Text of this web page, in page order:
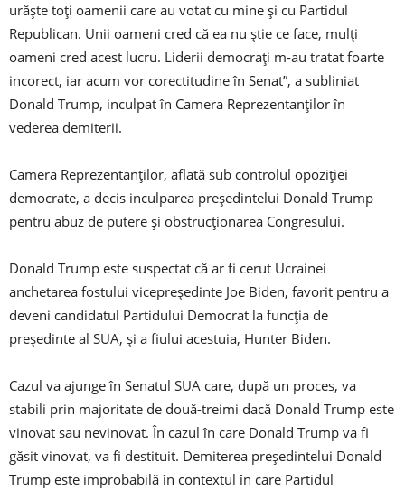
urăşte toţi oamenii care au votat cu mine şi cu Partidul
Republican. Unii oameni cred că ea nu ştie ce face, mulţi
oameni cred acest lucru. Liderii democraţi m-au tratat foarte
incorect, iar acum vor corectitudine în Senat”, a subliniat
Donald Trump, inculpat în Camera Reprezentanţilor în
vederea demiterii.
Camera Reprezentanţilor, aflată sub controlul opoziţiei
democrate, a decis inculparea preşedintelui Donald Trump
pentru abuz de putere şi obstrucţionarea Congresului.
Donald Trump este suspectat că ar fi cerut Ucrainei
anchetarea fostului vicepreşedinte Joe Biden, favorit pentru a
deveni candidatul Partidului Democrat la funcţia de
preşedinte al SUA, şi a fiului acestuia, Hunter Biden.
Cazul va ajunge în Senatul SUA care, după un proces, va
stabili prin majoritate de două-treimi dacă Donald Trump este
vinovat sau nevinovat. În cazul în care Donald Trump va fi
găsit vinovat, va fi destituit. Demiterea preşedintelui Donald
Trump este improbabilă în contextul în care Partidul